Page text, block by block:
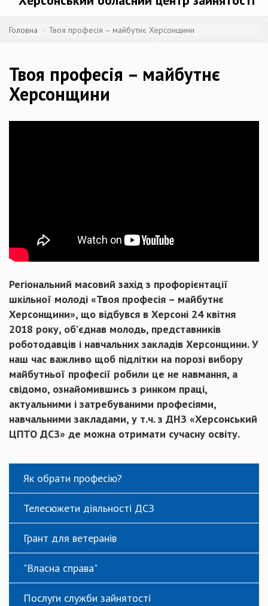
Головна Твоя професія – майбутнє Херсонщини
Твоя професія – майбутнє
Херсонщини
Регіональний масовий захід з профорієнтації
шкільної молоді «Твоя професія – майбутнє
Херсонщини», що відбувся в Херсоні 24 квітня
2018 року, об’єднав молодь, представників
роботодавців і навчальних закладів Херсонщини. У
наш час важливо щоб підлітки на порозі вибору
майбутньої професії робили це не навмання, а
свідомо, ознайомившись з ринком праці,
актуальними і затребуваними професіями,
навчальними закладами, у т.ч. з ДНЗ «Херсонський
ЦПТО ДСЗ» де можна отримати сучасну освіту.
Як обрати професію?
Телесюжети діяльності ДСЗ
Грант для ветеранів
"Власна справа"
Послуги служби зайнятості